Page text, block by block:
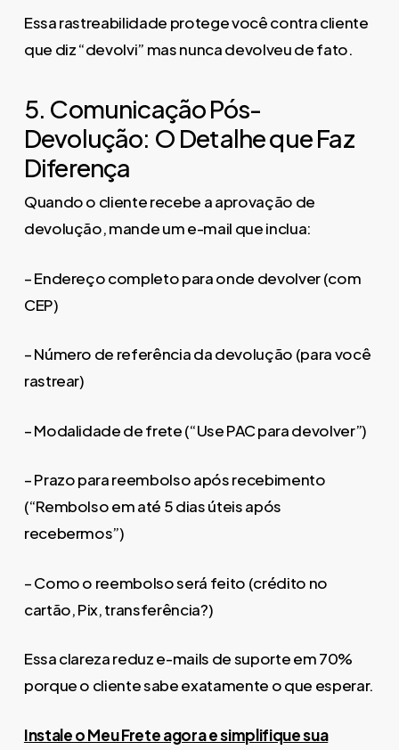
Essa rastreabilidade protege você contra cliente
que diz “devolvi” mas nunca devolveu de fato.
5. Comunicação Pós-
Devolução: O Detalhe que Faz
Diferença
Quando o cliente recebe a aprovação de
devolução, mande um e-mail que inclua:
– Endereço completo para onde devolver (com
CEP)
– Número de referência da devolução (para você
rastrear)
– Modalidade de frete (“Use PAC para devolver”)
– Prazo para reembolso após recebimento
(“Rembolso em até 5 dias úteis após
recebermos”)
– Como o reembolso será feito (crédito no
cartão, Pix, transferência?)
Essa clareza reduz e-mails de suporte em 70%
porque o cliente sabe exatamente o que esperar.
Instale o Meu Frete agora e simplifique sua